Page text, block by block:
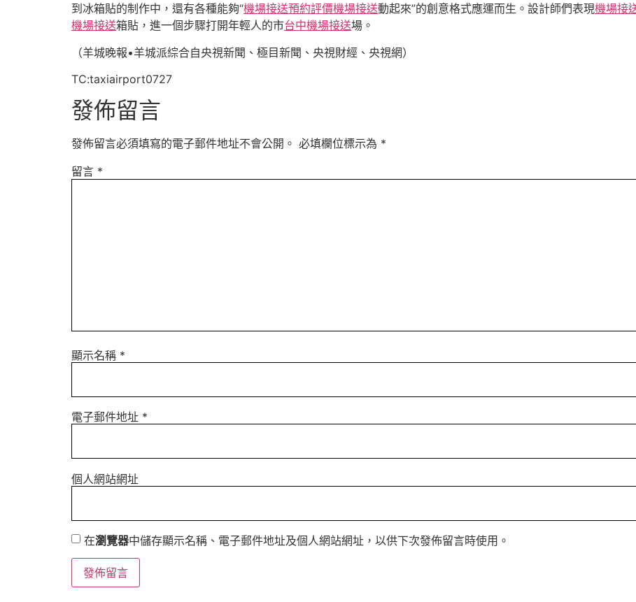
到冰箱貼的制作中，還有各種能夠“機場接送預約評價機場接送動起來”的創意格式應運而生。設計師們表現機場接
機場接送箱貼，進一個步驟打開年輕人的市台中機場接送場。
（羊城晚報•羊城派綜合自央視新聞、極目新聞、央視財經、央視網）
TC:taxiairport0727
發佈留言
發佈留言必須填寫的電子郵件地址不會公開。 必填欄位標示為 *
留言 *
顯示名稱 *
電子郵件地址 *
個人網站網址
在瀏覽器中儲存顯示名稱、電子郵件地址及個人網站網址，以供下次發佈留言時使用。